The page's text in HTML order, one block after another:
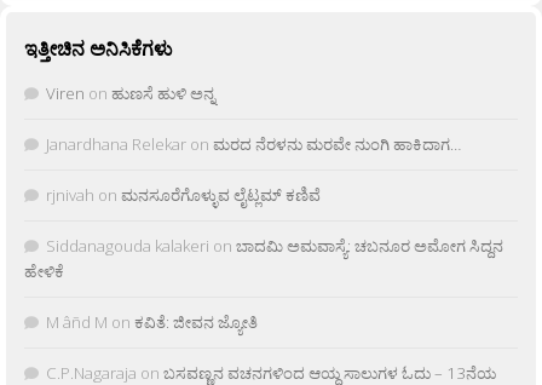
ಇತ್ತೀಚಿನ ಅನಿಸಿಕೆಗಳು
Viren on ಹುಣಸೆ ಹುಳಿ ಅನ್ನ
Janardhana Relekar on ಮರದ ನೆರಳನು ಮರವೇ ನುಂಗಿ ಹಾಕಿದಾಗ…
rjnivah on ಮನಸೂರೆಗೊಳ್ಳುವ ಲೈಟ್ಲಮ್ ಕಣಿವೆ
Siddanagouda kalakeri on ಬಾದಮಿ ಅಮವಾಸ್ಯೆ: ಚಬನೂರ ಅಮೋಗ ಸಿದ್ದನ
ಹೇಳಿಕೆ
M âñd M on ಕವಿತೆ: ಜೀವನ ಜ್ಯೋತಿ
C.P.Nagaraja on ಬಸವಣ್ಣನ ವಚನಗಳಿಂದ ಆಯ್ದ ಸಾಲುಗಳ ಓದು – 13ನೆಯ